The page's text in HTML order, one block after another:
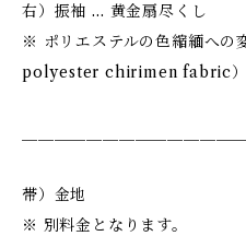
右）振袖 … 黄金扇尽くし
※ ポリエステルの色縮緬へ
polyester chirimen fabric
帯）金地
※ 別料金となります。